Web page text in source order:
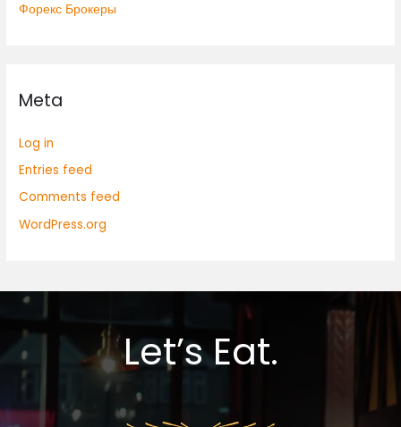
Форекс Брокеры
Meta
Log in
Entries feed
Comments feed
WordPress.org
Let’s Eat.